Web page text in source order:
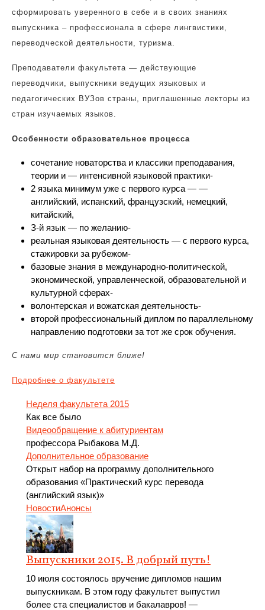
сформировать уверенного в себе и в своих знаниях
выпускника – профессионала в сфере лингвистики,
переводческой деятельности, туризма.
Преподаватели факультета — действующие
переводчики, выпускники ведущих языковых и
педагогических ВУЗов страны, приглашенные лекторы из
стран изучаемых языков.
Особенности образовательное процесса
сочетание новаторства и классики преподавания,
теории и — интенсивной языковой практики-
2 языка минимум уже с первого курса — —
английский, испанский, французский, немецкий,
китайский,
З-й язык — по желанию-
реальная языковая деятельность — с первого курса,
стажировки за рубежом-
базовые знания в международно-политической,
экономической, управленческой, образовательной и
культурной сферах-
волонтерская и вожатская деятельность-
второй профессиональный диплом по параллельному
направлению подготовки за тот же срок обучения.
C нами мир становится ближе!
Подробнее о факультете
Неделя факультета 2015
Как все было
Видеообращение к абитуриентам
профессора Рыбакова М.Д.
Дополнительное образование
Открыт набор на программу дополнительного
образования «Практический курс перевода
(английский язык)»
НовостиАнонсы
Выпускники 2015. В добрый путь!
10 июля состоялось вручение дипломов нашим
выпускникам. В этом году факультет выпустил
более ста специалистов и бакалавров! —